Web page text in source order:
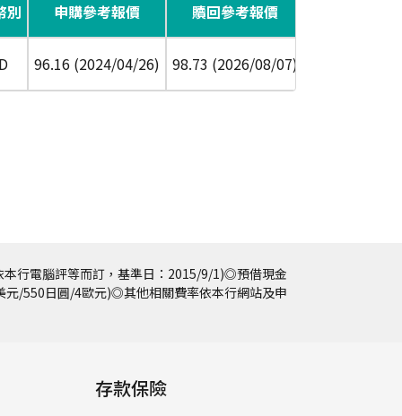
別 申購參考報價 贖回參考報價
96.16 (2024/04/26) 98.73 (2026/08/07)
行電腦評等而訂，基準日：2015/9/1)◎預借現金
元/550日圓/4歐元)◎其他相關費率依本行網站及申
存款保險